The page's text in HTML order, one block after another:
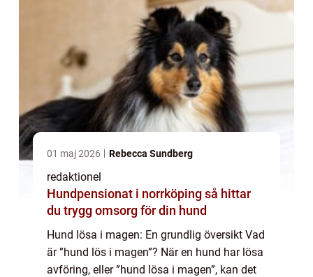
01 maj 2026 Rebecca Sundberg
redaktionel
Hundpensionat i norrköping så hittar
du trygg omsorg för din hund
Hund lösa i magen: En grundlig översikt Vad
är ”hund lös i magen”? När en hund har lösa
avföring, eller ”hund lösa i magen”, kan det